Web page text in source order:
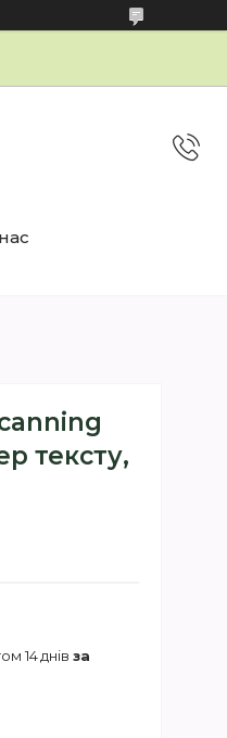
тексту,
14 днів за